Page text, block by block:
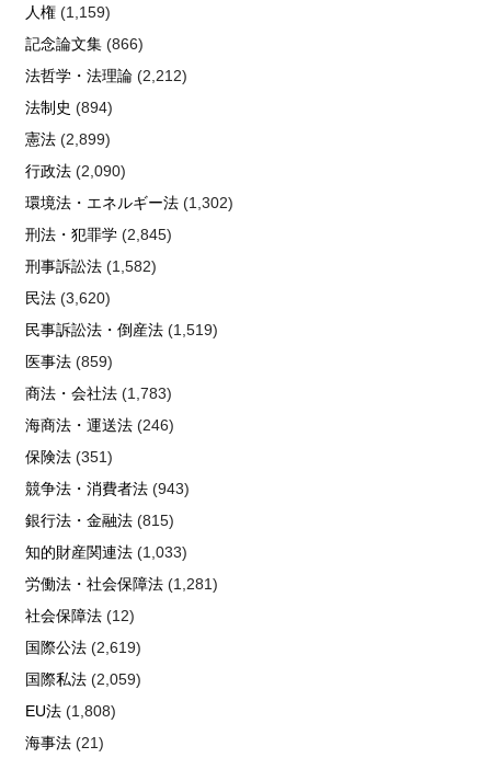
人権(1,159)
記念論文集(866)
法哲学・法理論(2,212)
法制史 (894)
憲法(2,899)
行政法(2,090)
環境法・エネルギー法(1,302)
刑法・犯罪学(2,845)
刑事訴訟法(1,582)
民法(3,620)
民事訴訟法・倒産法(1,519)
医事法(859)
商法・会社法(1,783)
海商法・運送法(246)
保険法(351)
競争法・消費者法(943)
銀行法・金融法(815)
知的財産関連法(1,033)
労働法・社会保障法(1,281)
社会保障法(12)
国際公法(2,619)
国際私法(2,059)
EU法(1,808)
海事法(21)